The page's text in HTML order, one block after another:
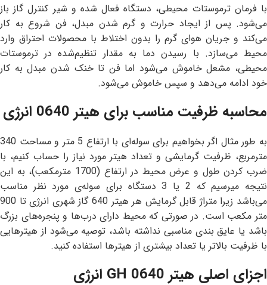
با فرمان ترموستات محیطی، دستگاه فعال شده و شیر کنترل گاز باز
می‌شود. پس از ایجاد حرارت و گرم شدن مبدل، فن شروع به کار
می‌کند و جریان هوای گرم را بدون اختلاط با محصولات احتراق وارد
محیط می‌سازد. با رسیدن دما به مقدار تنظیم‌شده در ترموستات
محیطی، مشعل خاموش می‌شود اما فن تا خنک شدن مبدل به کار
خود ادامه می‌دهد و سپس خاموش می‌شود.
محاسبه ظرفیت مناسب برای هیتر 0640 انرژی
به طور مثال اگر بخواهیم برای سوله‌ای با ارتفاع 5 متر و مساحت 340
مترمربع، ظرفیت گرمایشی و تعداد هیتر مورد نیاز را حساب کنیم، با
ضرب کردن طول و عرض محیط در ارتفاع (1700 مترمکعب)، به این
نتیجه میرسیم که 2 یا 3 دستگاه برای سوله‌ی مورد نظر مناسب
می‌باشد زیرا متراژ قابل گرمایش هر هیتر 640 گاز شهری انرژی تا 900
متر مکعب است. در صورتی که محیط دارای درب‌ها و پنجره‌های بزرگ
باشد یا عایق بندی مناسبی نداشته باشد، توصیه می‌شود از هیترهایی
با ظرفیت بالاتر یا تعداد بیشتری از هیترها استفاده کنید.
اجزای اصلی هیتر GH 0640 انرژی